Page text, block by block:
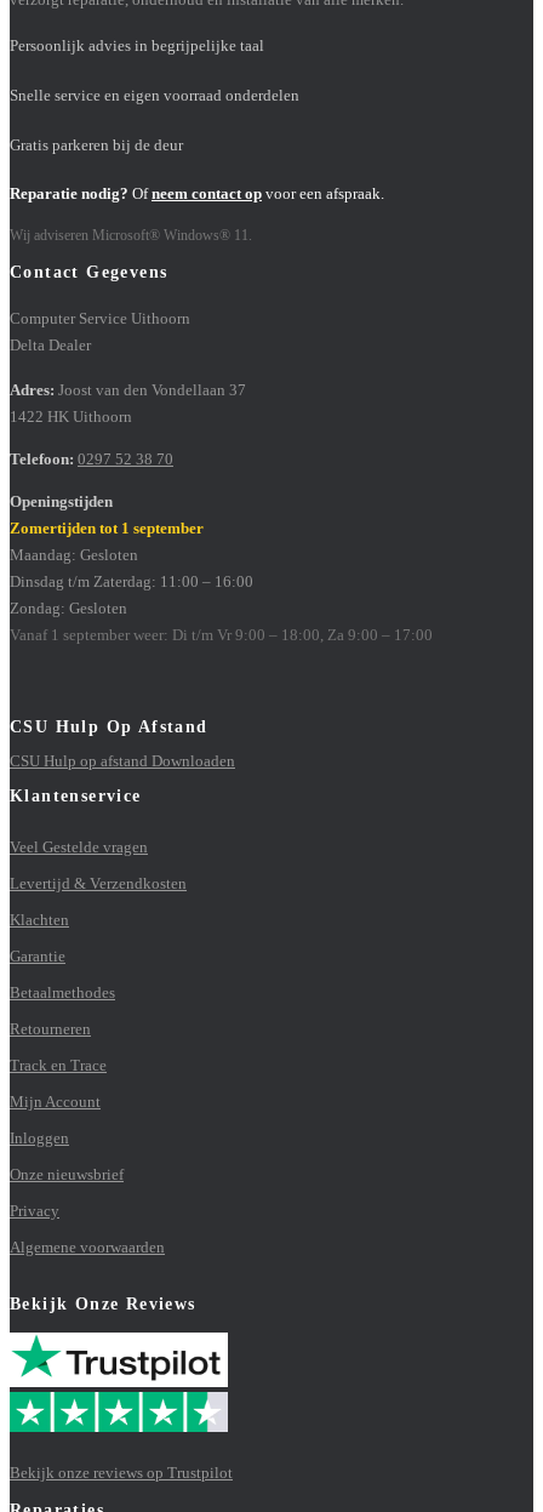
Persoonlijk advies in begrijpelijke taal
Snelle service en eigen voorraad onderdelen
Gratis parkeren bij de deur
Reparatie nodig? Ofneem contact op voor een afspraak.
Wij adviseren Microsoft® Windows® 11.
Contact Gegevens
Computer Service Uithoorn
Delta Dealer
Adres: Joost van den Vondellaan 37
1422 HK Uithoorn
Telefoon: 0297 52 38 70
Openingstijden
Zomertijden tot 1 september
Maandag: Gesloten
Dinsdag t/m Zaterdag: 11:00 – 16:00
Zondag: Gesloten
Vanaf 1 september weer: Di t/m Vr 9:00 – 18:00, Za 9:00 – 17:00
CSU Hulp Op Afstand
CSU Hulp op afstand Downloaden
Klantenservice
Veel Gestelde vragen
Levertijd & Verzendkosten
Klachten
Garantie
Betaalmethodes
Retourneren
Track en Trace
Mijn Account
Inloggen
Onze nieuwsbrief
Privacy
Algemene voorwaarden
Bekijk Onze Reviews
Bekijk onze reviews op Trustpilot